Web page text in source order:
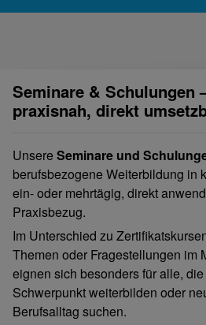
Seminare & Schulungen
praxisnah, direkt
Unsere Seminare und
berufsbezogene Weiterbildung in
ein- oder mehrtägig, direkt
Praxisbezug.
Im Unterschied zu
Themen oder Fragestellungen im
eignen sich besonders für alle,
Schwerpunkt weiterbilden oder
Berufsalltag suchen.